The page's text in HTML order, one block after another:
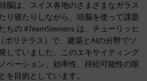
脳は、スイス各地のさまざまなガラス
り寝たりしながら、頭脳を使って課題
ちの #TeamSiemens は、チューリッヒ
ポリテラス）で、建築とAIの分野でソ
していました。このエキサイティング
ベーション、効率性、持続可能性の限
を目的としています。